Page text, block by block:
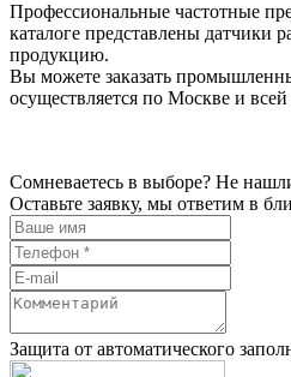
Профессиональные частотные
каталоге представлены датчики
продукцию.
Вы можете заказать
осуществляется по Москве и
Сомневаетесь в выборе? Не
Оставьте заявку, мы ответим в
Защита от автоматического